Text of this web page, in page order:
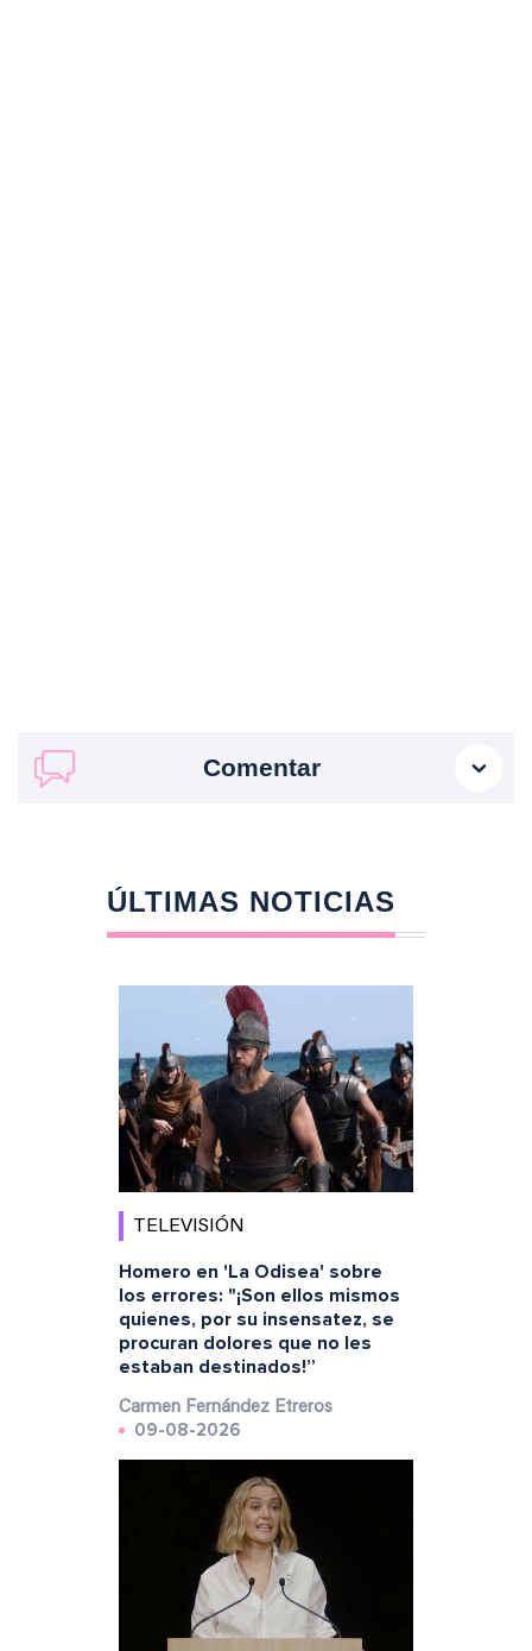
Comentar
ÚLTIMAS NOTICIAS
TELEVISIÓN
Homero en 'La Odisea' sobre
los errores: "¡Son ellos mismos
quienes, por su insensatez, se
procuran dolores que no les
estaban destinados!”
Carmen Fernández Etreros
09-08-2026